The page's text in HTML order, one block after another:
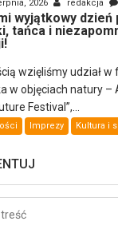
2026 redakcja
wyjątkowy dzień
tańca i
wzięliśmy udział w
w objęciach natury –
Festival”,...
Imprezy Kultura i